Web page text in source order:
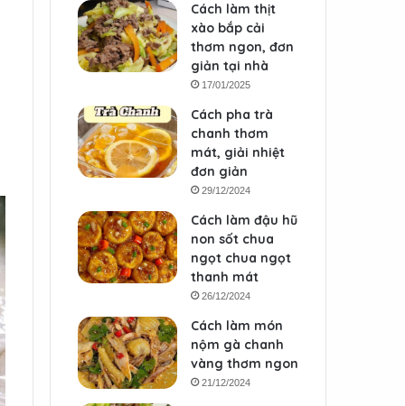
Cách làm thịt
xào bắp cải
thơm ngon, đơn
giản tại nhà
17/01/2025
Cách pha trà
chanh thơm
mát, giải nhiệt
đơn giản
29/12/2024
Cách làm đậu hũ
non sốt chua
ngọt chua ngọt
thanh mát
26/12/2024
Cách làm món
nộm gà chanh
vàng thơm ngon
21/12/2024